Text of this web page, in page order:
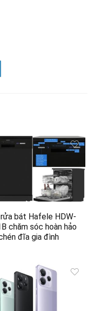
rửa bát Hafele HDW-
chăm sóc hoàn hảo
đĩa gia đình